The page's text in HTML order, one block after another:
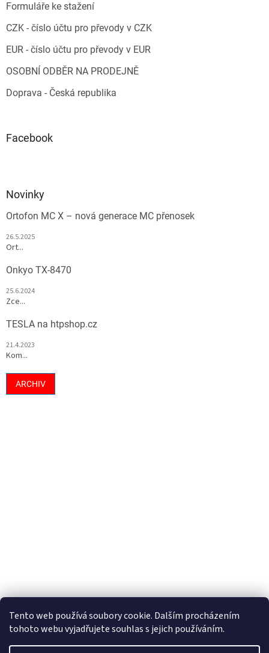
Tento web používá soubory cookie. Dalším procházením
tohoto webu vyjadřujete souhlas s jejich používáním.
Formuláře ke stažení
CZK - číslo účtu pro převody v CZK
EUR - číslo účtu pro převody v EUR
OSOBNÍ ODBĚR NA PRODEJNĚ
Doprava - Česká republika
Facebook
Novinky
Ortofon MC X – nová generace MC přenosek
26.5.2025
Ort...
Onkyo TX-8470
25.6.2024
Zce...
TESLA na htpshop.cz
21.4.2023
Kom...
ARCHIV